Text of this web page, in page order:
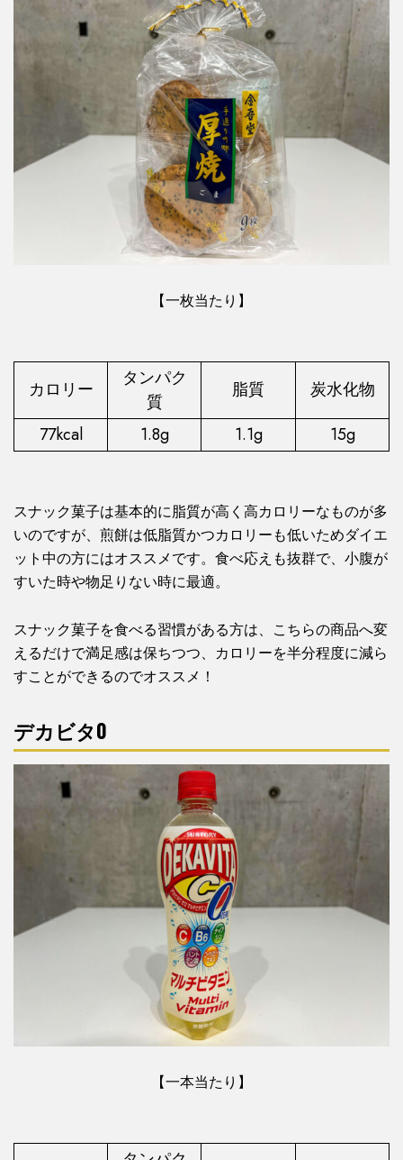
【一枚当たり】
カロリー
タンパク
質
脂質
炭水化物
77kcal
1.8g 1.1g 15g
スナック菓子は基本的に脂質が高く高カロリーなものが多
いのですが、煎餅は低脂質かつカロリーも低いためダイエ
ット中の方にはオススメです。食べ応えも抜群で、小腹が
すいた時や物足りない時に最適。
スナック菓子を食べる習慣がある方は、こちらの商品へ変
えるだけで満足感は保ちつつ、カロリーを半分程度に減ら
すことができるのでオススメ！
デカビタ0
【一本当たり】